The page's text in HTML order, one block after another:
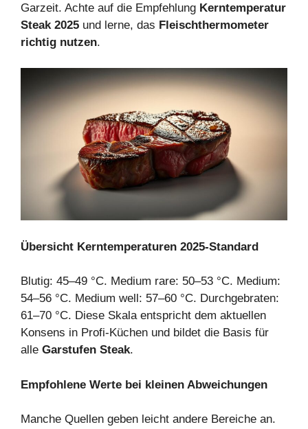
Garzeit. Achte auf die Empfehlung Kerntemperatur
Steak 2025 und lerne, das Fleischthermometer
richtig nutzen.
Übersicht Kerntemperaturen 2025‑Standard
Blutig: 45–49 °C. Medium rare: 50–53 °C. Medium:
54–56 °C. Medium well: 57–60 °C. Durchgebraten:
61–70 °C. Diese Skala entspricht dem aktuellen
Konsens in Profi‑Küchen und bildet die Basis für
alle Garstufen Steak.
Empfohlene Werte bei kleinen Abweichungen
Manche Quellen geben leicht andere Bereiche an.